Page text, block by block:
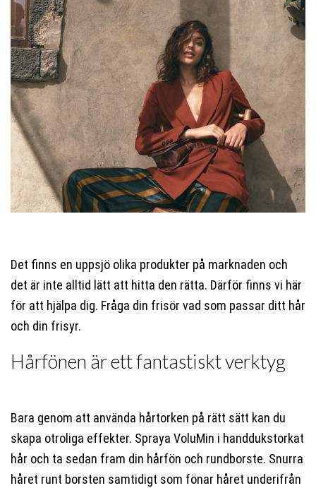
Det finns en uppsjö olika produkter på marknaden och
det är inte alltid lätt att hitta den rätta. Därför finns vi här
för att hjälpa dig. Fråga din frisör vad som passar ditt hår
och din frisyr.
Hårfönen är ett fantastiskt verktyg
Bara genom att använda hårtorken på rätt sätt kan du
skapa otroliga effekter. Spraya VoluMin i handdukstorkat
hår och ta sedan fram din hårfön och rundborste. Snurra
håret runt borsten samtidigt som fönar håret underifrån